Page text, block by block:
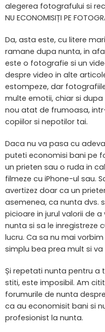
alegerea fotografului si
NU ECONOMISIȚI PE
Da, asta este, cu litere
ramane dupa nunta, in
este o fotografie si un
despre video in alte
estompeze, dar
multe emotii, chiar si
nou atat de frumoasa,
copiilor si nepotilor tai.
Daca nu va pasa cu
puteti economisi bani pe
un prieten sau o ruda in
filmeze cu iPhone-ul sau.
avertizez doar ca un
asemenea, ca nunta dvs.
picioare in jurul valorii de
nunta si sa le inregistreze
lucru. Ca sa nu mai
simplu bea prea mult si
Și repetati nunta pentru a
stiti, este imposibil. Am
forumurile de nunta
ca au economisit bani si
profesionist la nunta.